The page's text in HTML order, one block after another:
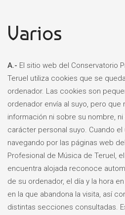
Varios
A.- El sitio web del Conservatorio
Teruel utiliza cookies que se
ordenador. Las cookies son
ordenador envía al suyo, pero que
información ni sobre su nombre,
carácter personal suyo. Cuando
navegando por las páginas web
Profesional de Música de Teruel,
encuentra alojada reconoce
de su ordenador, el día y la hora
en la que abandona la visita, así
distintas secciones consultadas.